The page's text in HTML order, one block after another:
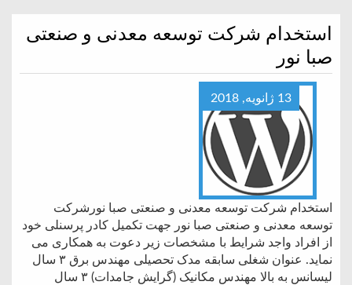
استخدام شرکت توسعه معدنی و صنعتی
صبا نور
13 ژانویه, 2018
استخدام شرکت توسعه معدنی و صنعتی صبا نورشرکت
توسعه معدنی و صنعتی صبا نور جهت تکمیل کادر پرسنلی خود
از افراد واجد شرایط با مشخصات زیر دعوت به همکاری می
نماید. عنوان شغلی سابقه مدک تحصیلی مهندس برق ۳ سال
لیسانس به بالا مهندس مکانیک (گرایش جامدات) ۳ سال